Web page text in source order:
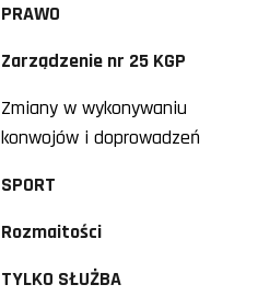
PRAWO
Zarządzenie nr 25 KGP
Zmiany w wykonywaniu
konwojów i doprowadzeń
SPORT
Rozmaitości
TYLKO SŁUŻBA